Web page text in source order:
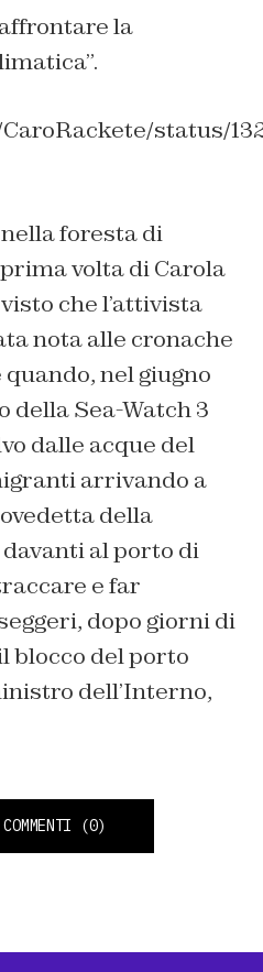
la
status/
foresta di
volta di Carola
che l’attivista
nota alle cronache
nel giugno
della Sea-Watch 3
dalle acque del
arrivando a
della
al porto di
e far
dopo giorni di
blocco del porto
dell’Interno,
(0)